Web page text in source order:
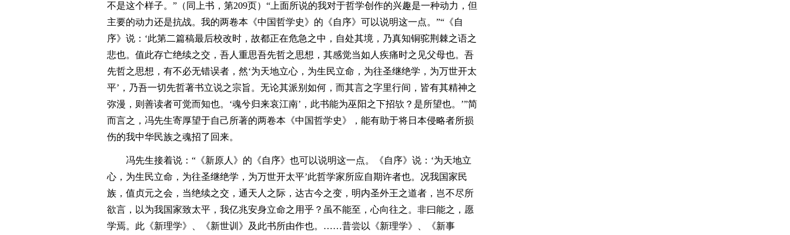
不是这个样子。”（同上书，第209页）“上面所说的我对于哲学创作的兴趣是一种动力，但
主要的动力还是抗战。我的两卷本《中国哲学史》的《自序》可以说明这一点。”“《自
序》说：‘此第二篇稿最后校改时，故都正在危急之中，自处其境，乃真知铜驼荆棘之语之
悲也。值此存亡绝续之交，吾人重思吾先哲之思想，其感觉当如人疾痛时之见父母也。吾
先哲之思想，有不必无错误者，然‘为天地立心，为生民立命，为往圣继绝学，为万世开太
平’，乃吾一切先哲著书立说之宗旨。无论其派别如何，而其言之字里行间，皆有其精神之
弥漫，则善读者可觉而知也。‘魂兮归来哀江南’，此书能为巫阳之下招欤？是所望也。’”简
而言之，冯先生寄厚望于自己所著的两卷本《中国哲学史》，能有助于将日本侵略者所损
伤的我中华民族之魂招了回来。
冯先生接着说：“《新原人》的《自序》也可以说明这一点。《自序》说：‘为天地立
心，为生民立命，为往圣继绝学，为万世开太平’此哲学家所应自期许者也。况我国家民
族，值贞元之会，当绝续之交，通天人之际，达古今之变，明内圣外王之道者，岂不尽所
欲言，以为我国家致太平，我亿兆安身立命之用乎？虽不能至，心向往之。非曰能之，愿
学焉。此《新理学》、《新世训》及此书所由作也。……昔尝以《新理学》、《新事